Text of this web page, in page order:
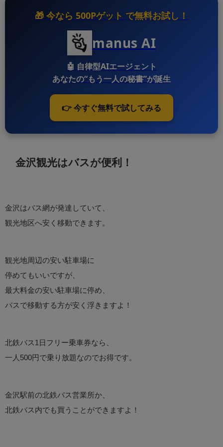
🎁 今なら 500Pゲット で無料お試し！
manus AI
🤖 自律型AIエージェント
あなたの“もう一人の秘書”が誕生
👉 今すぐ無料で試してみる
金沢観光はバスが便利！
金沢はバス網が発達していて、
観光地区へ安く移動できます。
観光地周辺の安い駐車場に
停めてもいいですが、
最大料金の安い駐車場に停め、
バスで移動する方が安く浮きますよ！
北鉄バス1日フリー乗車券なら、
一人500円で乗り放題なのでお得です。
金沢駅前の北鉄バス営業所か、
北鉄バス内でも買うことができますよ！